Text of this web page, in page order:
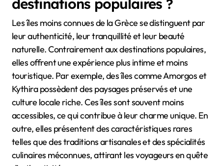
destinations populaires ?
Les îles moins connues de la Grèce se distinguent par
leur authenticité, leur tranquillité et leur beauté
naturelle. Contrairement aux destinations populaires,
elles offrent une expérience plus intime et moins
touristique. Par exemple, des îles comme Amorgos et
Kythira possèdent des paysages préservés et une
culture locale riche. Ces îles sont souvent moins
accessibles, ce qui contribue à leur charme unique. En
outre, elles présentent des caractéristiques rares
telles que des traditions artisanales et des spécialités
culinaires méconnues, attirant les voyageurs en quête